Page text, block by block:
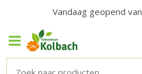
Vandaag geopend van